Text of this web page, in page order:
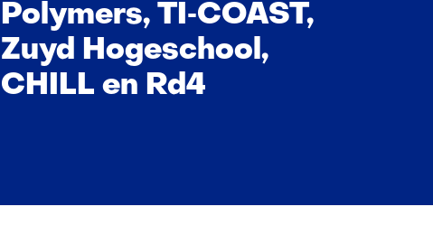
Polymers, TI‑COAST,
Zuyd Hogeschool,
CHILL en Rd4